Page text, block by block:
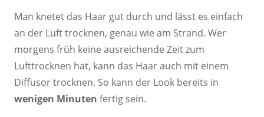
Man knetet das Haar gut durch und lässt es einfach
an der Luft trocknen, genau wie am Strand. Wer
morgens früh keine ausreichende Zeit zum
Lufttrocknen hat, kann das Haar auch mit einem
Diffusor trocknen. So kann der Look bereits in
wenigen Minuten fertig sein.